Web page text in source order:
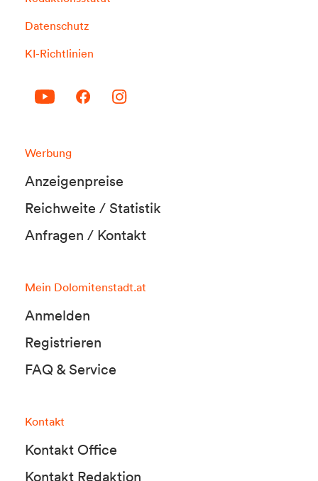
Datenschutz
KI-Richtlinien
Werbung
Anzeigenpreise
Reichweite / Statistik
Anfragen / Kontakt
Mein Dolomitenstadt.at
Anmelden
Registrieren
FAQ & Service
Kontakt
Kontakt Office
Kontakt Redaktion